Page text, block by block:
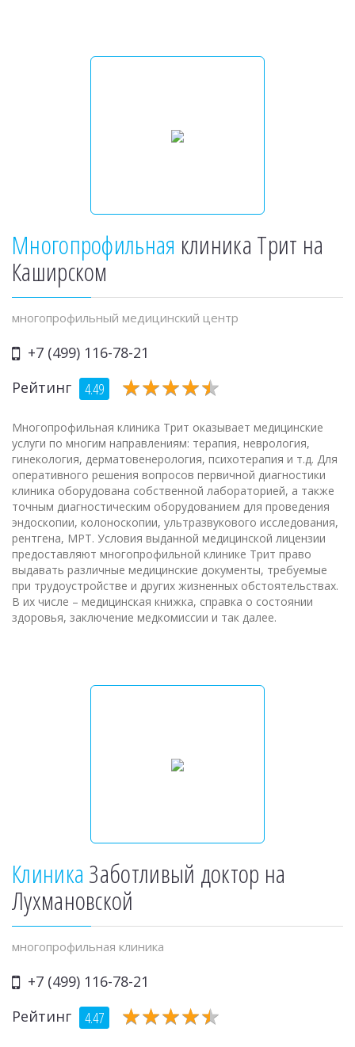
Многопрофильная клиника Трит на
Каширском
многопрофильный медицинский центр
+7 (499) 116-78-21
Рейтинг
4.49 ★★★★★
★★★★★
Многопрофильная клиника Трит оказывает медицинские
услуги по многим направлениям: терапия, неврология,
гинекология, дерматовенерология, психотерапия и т.д. Для
оперативного решения вопросов первичной диагностики
клиника оборудована собственной лабораторией, а также
точным диагностическим оборудованием для проведения
эндоскопии, колоноскопии, ультразвукового исследования,
рентгена, МРТ. Условия выданной медицинской лицензии
предоставляют многопрофильной клинике Трит право
выдавать различные медицинские документы, требуемые
при трудоустройстве и других жизненных обстоятельствах.
В их числе – медицинская книжка, справка о состоянии
здоровья, заключение медкомиссии и так далее.
Клиника Заботливый доктор на
Лухмановской
многопрофильная клиника
+7 (499) 116-78-21
Рейтинг
4.47 ★★★★★
★★★★★